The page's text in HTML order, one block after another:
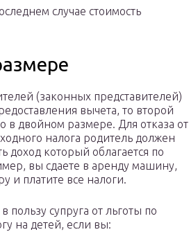
случае стоимость
(законных представителей)
вычета, то второй
в двойном размере. Для отказа от
налога родитель должен
доход который облагается по
вы сдаете в аренду машину,
и платите все налоги.
пользу супруга от льготы по
на детей, если вы: